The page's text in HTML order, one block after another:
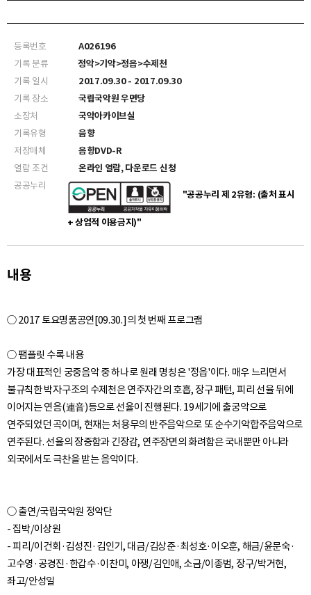
등록번호
A026196
기록 분류
정악>기악>정읍>수제천
기록 일시
2017.09.30 - 2017.09.30
기록 장소
국립국악원 우면당
소장처
국악아카이브실
기록유형
음향
저장매체
음향DVD-R
열람 조건
온라인 열람, 다운로드 신청
공공누리
"공공누리 제 2유형: (출처 표시
+ 상업적 이용금지)"
내용
○ 2017 토요명품공연[09.30.]의 첫 번째 프로그램
○ 팸플릿 수록 내용
가장 대표적인 궁중음악 중 하나로 원래 명칭은 '정읍'이다. 매우 느리면서
불규칙한 박자구조의 수제천은 연주자간의 호흡, 장구 패턴, 피리 선율 뒤에
이어지는 연음(連音)등으로 선율이 진행된다. 19세기에 출궁악으로
연주되었던 곡이며, 현재는 처용무의 반주음악으로 또 순수기악합주음악으로
연주된다. 선율의 장중함과 긴장감, 연주장면의 화려함은 국내뿐만 아니라
○ 출연/국립국악원 정악단
- 집박/이상원
- 피리/이건회·김성진·김인기, 대금/김상준·최성호·이오훈, 해금/윤문숙·
고수영·공경진·한갑수·이찬미, 아쟁/김인애, 소금/이종범, 장구/박거현,